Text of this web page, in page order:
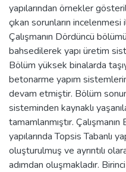
yapılarından örnekler
çıkan sorunların
Çalışmanın Dördüncü
bahsedilerek yapı üretim
Bölüm yüksek binalarda
betonarme yapım
devam etmiştir. Bölüm
sisteminden kaynaklı
tamamlanmıştır.
yapılarında Topsis Tabanlı
oluşturulmuş ve ayrıntılı
adımdan oluşmakladır.